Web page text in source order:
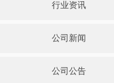
行业资讯
公司新闻
公司公告